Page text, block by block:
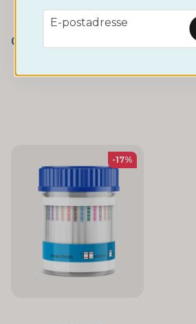
NORDICTEST
-17%
email
E-postadresse